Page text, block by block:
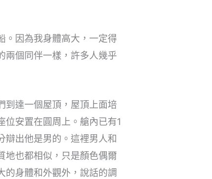
。因為我身體高大，一定得
兩個同伴一樣，許多人幾乎
到達一個屋頂，屋頂上面培
安置在圓周上。艙內已有1
辯出他是男的。這裡男人和
地也都相似，只是顏色偶爾
的身體和外觀外，說話的調